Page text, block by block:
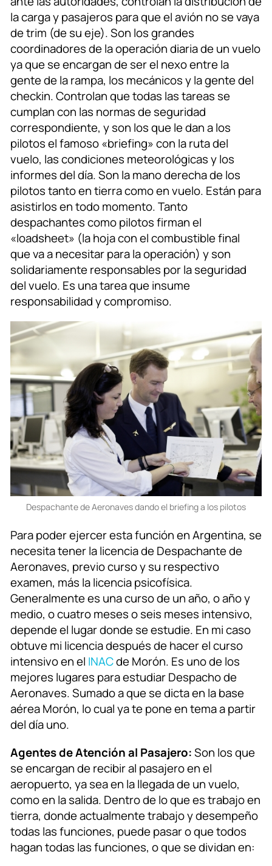
la carga y pasajeros para que el avión no se vaya
de trim (de su eje). Son los grandes
coordinadores de la operación diaria de un vuelo
ya que se encargan de ser el nexo entre la
gente de la rampa, los mecánicos y la gente del
checkin. Controlan que todas las tareas se
cumplan con las normas de seguridad
correspondiente, y son los que le dan a los
pilotos el famoso «briefing» con la ruta del
vuelo, las condiciones meteorológicas y los
informes del día. Son la mano derecha de los
pilotos tanto en tierra como en vuelo. Están para
asistirlos en todo momento. Tanto
despachantes como pilotos firman el
«loadsheet» (la hoja con el combustible final
que va a necesitar para la operación) y son
solidariamente responsables por la seguridad
del vuelo. Es una tarea que insume
responsabilidad y compromiso.
Despachante de Aeronaves dando el briefing a los pilotos
Para poder ejercer esta función en Argentina, se
necesita tener la licencia de Despachante de
Aeronaves, previo curso y su respectivo
examen, más la licencia psicofísica.
Generalmente es una curso de un año, o año y
medio, o cuatro meses o seis meses intensivo,
depende el lugar donde se estudie. En mi caso
obtuve mi licencia después de hacer el curso
intensivo en el INACde Morón. Es uno de los
mejores lugares para estudiar Despacho de
Aeronaves. Sumado a que se dicta en la base
aérea Morón, lo cual ya te pone en tema a partir
del día uno.
Agentes de Atención al Pasajero:Son los que
se encargan de recibir al pasajero en el
aeropuerto, ya sea en la llegada de un vuelo,
como en la salida. Dentro de lo que es trabajo en
tierra, donde actualmente trabajo y desempeño
todas las funciones, puede pasar o que todos
hagan todas las funciones, o que se dividan en: